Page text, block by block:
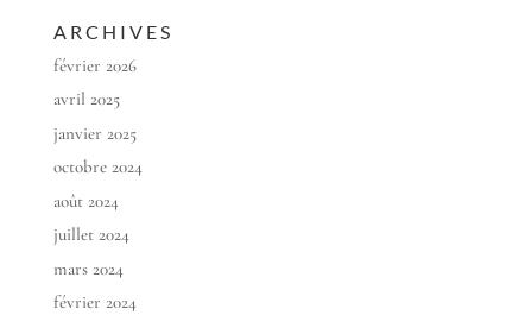
ARCHIVES
février 2026
avril 2025
janvier 2025
octobre 2024
août 2024
juillet 2024
mars 2024
février 2024